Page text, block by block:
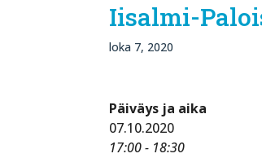
Iisalmi-
loka 7, 2020
Päiväys ja aika
07.10.2020
17:00 - 18:30